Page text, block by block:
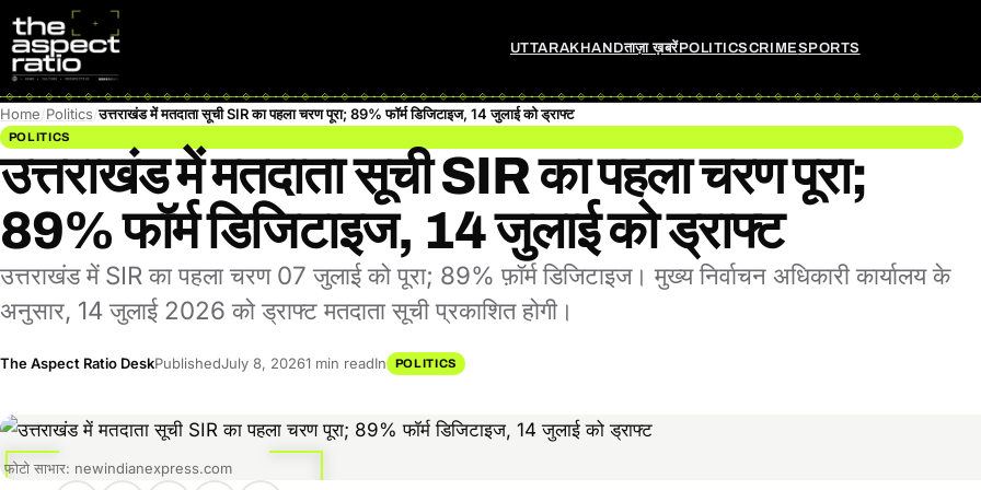
UTTARAKHANDताज़ा ख़बरेंPOLITICSCRIMESPORTS
Home Politics उत्तराखंड में मतदाता सूची SIR का पहला चरण पूरा; 89% फॉर्म डिजिटाइज, 14 जुलाई को ड्राफ्ट
POLITICS
उत्तराखंड में मतदाता सूची SIR का पहला चरण पूरा;
89% फॉर्म डिजिटाइज, 14 जुलाई को ड्राफ्ट
उत्तराखंड में SIR का पहला चरण 07 जुलाई को पूरा; 89% फ़ॉर्म डिजिटाइज। मुख्य निर्वाचन अधिकारी कार्यालय के
अनुसार, 14 जुलाई 2026 को ड्राफ्ट मतदाता सूची प्रकाशित होगी।
The Aspect Ratio DeskPublishedJuly 8, 20261 min readIn POLITICS
फोटो साभार: newindianexpress.com